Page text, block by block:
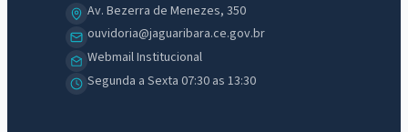
Av. Bezerra de Menezes, 350
ouvidoria@jaguaribara.ce.gov.br
Webmail Institucional
Segunda a Sexta 07:30 as 13:30